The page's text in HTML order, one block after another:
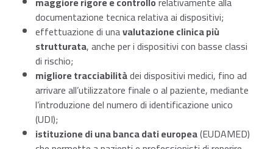
documentazione tecnica relativa ai dispositivi;
effettuazione di unavalutazione clinica più
strutturata, anche per i dispositivi con basse classi
di rischio;
migliore tracciabilitàdei dispositivi medici, fino ad
arrivare all’utilizzatore finale o al paziente, mediante
l’introduzione del numero di identificazione unico
(UDI);
istituzione di una banca dati europea(EUDAMED)